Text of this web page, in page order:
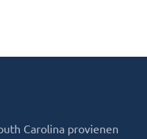
Carolina provienen